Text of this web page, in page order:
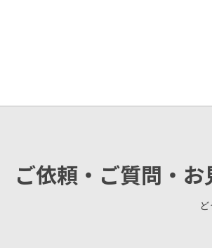
ご依頼・ご質問・お